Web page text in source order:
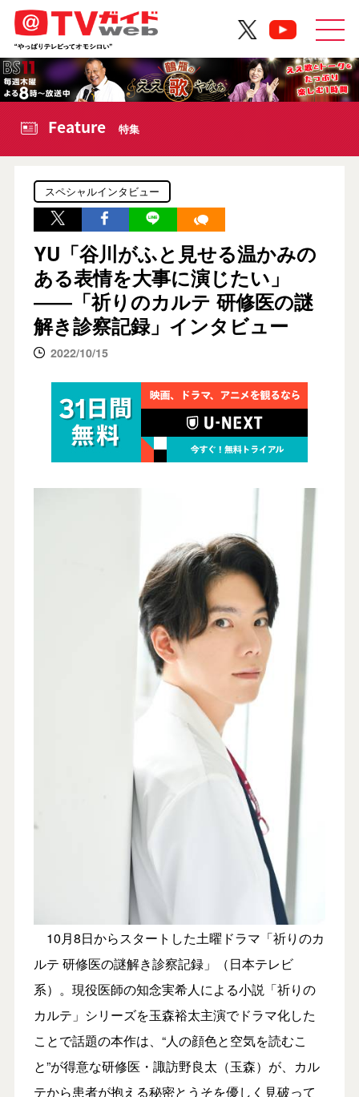
Feature 特集
スペシャルインタビュー
YU「谷川がふと見せる温かみの
ある表情を大事に演じたい」
――「祈りのカルテ 研修医の謎
解き診察記録」インタビュー
2022/10/15
10月8日からスタートした土曜ドラマ「祈りのカ
ルテ 研修医の謎解き診察記録」（日本テレビ
系）。現役医師の知念実希人による小説「祈りの
カルテ」シリーズを玉森裕太主演でドラマ化した
ことで話題の本作は、“人の顔色と空気を読むこ
と”が得意な研修医・諏訪野良太（玉森）が、カル
テから患者が抱える秘密とうそを優しく見破って